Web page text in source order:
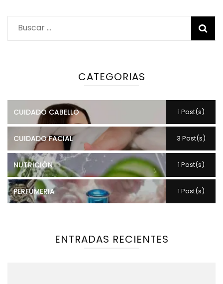
Buscar:
CATEGORIAS
CUIDADO CABELLO 1 Post(s)
CUIDADO FACIAL 3 Post(s)
NUTRICIÓN 1 Post(s)
PERFUMERIA 1 Post(s)
ENTRADAS RECIENTES